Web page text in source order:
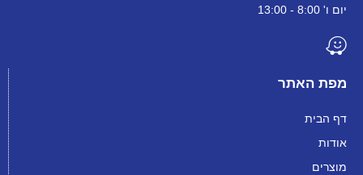
מפת האתר
דף הבית
אודות
מוצרים
יום ו' 8:00 - 13:00